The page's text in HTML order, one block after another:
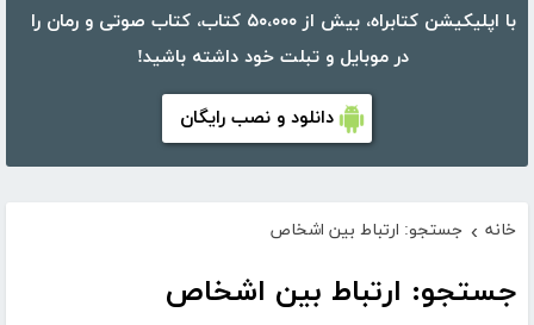
با اپلیکیشن کتابراه، بیش از ۵۰،۰۰۰ کتاب، کتاب صوتی و رمان را
در موبایل و تبلت خود داشته باشید!
دانلود و نصب رایگان
خانه › جستجو: ارتباط بین اشخاص
جستجو: ارتباط بین اشخاص